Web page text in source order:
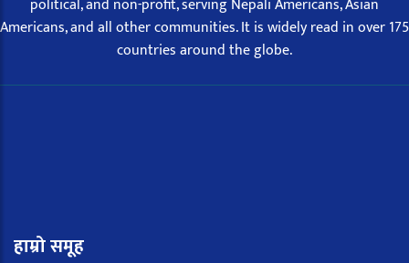
Americans, and all other communities. It is widely read in over 175
countries around the globe.
हाम्रो समूह